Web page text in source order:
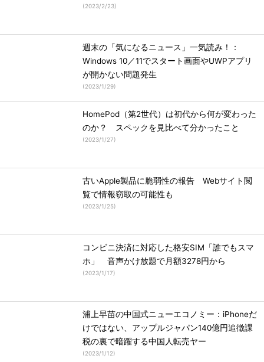
(2023/2/23)
週末の「気になるニュース」一気読み！：
Windows 10／11でスタート画面やUWPアプリ
が開かない問題発生
(2023/1/29)
HomePod（第2世代）は初代から何が変わった
のか？ スペックを見比べて分かったこと
(2023/1/27)
古いApple製品に脆弱性の報告 Webサイト閲
覧で情報窃取の可能性も
(2023/1/25)
コンビニ決済に対応した格安SIM「誰でもスマ
ホ」 音声かけ放題で月額3278円から
(2023/1/17)
浦上早苗の中国式ニューエコノミー：iPhoneだ
けではない、アップルジャパン140億円追徴課
税の裏で暗躍する中国人転売ヤー
(2023/1/12)